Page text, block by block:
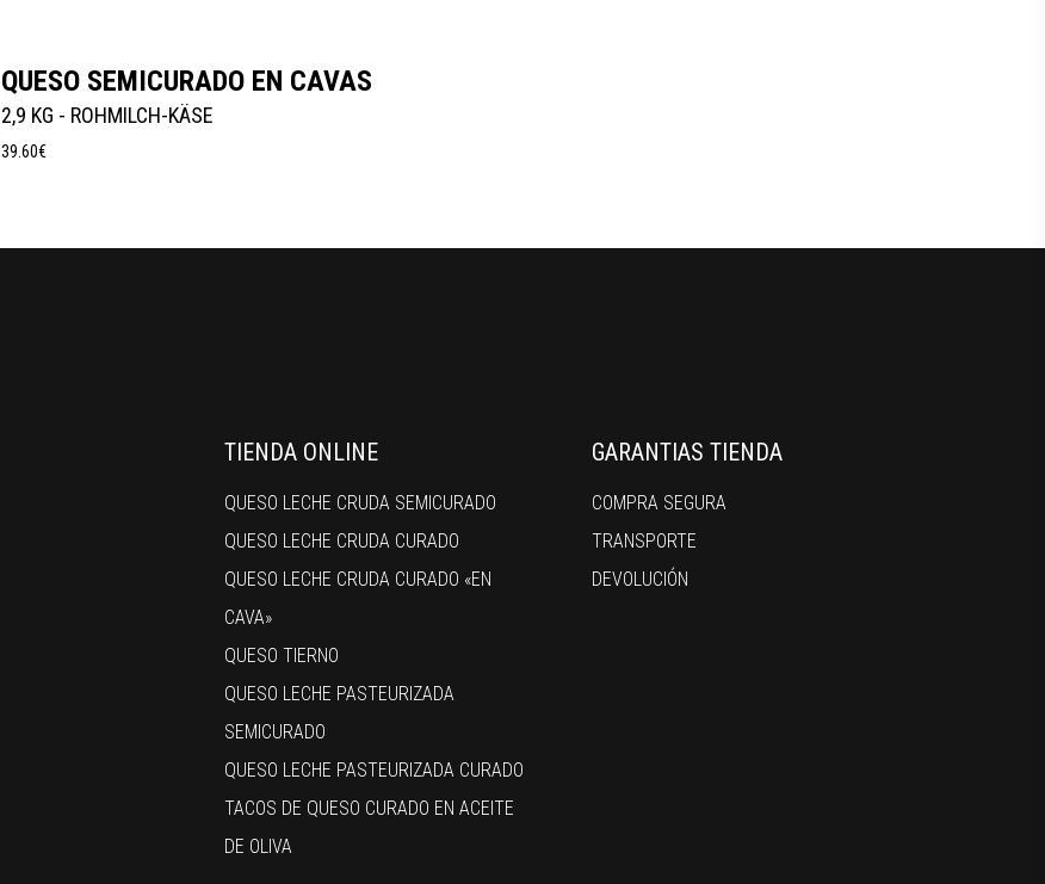
QUESO SEMICURADO EN CAVAS
2,9 KG - ROHMILCH-KÄSE
39.60€
TIENDA ONLINE
QUESO LECHE CRUDA SEMICURADO
QUESO LECHE CRUDA CURADO
QUESO LECHE CRUDA CURADO «EN
CAVA»
QUESO TIERNO
QUESO LECHE PASTEURIZADA
SEMICURADO
QUESO LECHE PASTEURIZADA CURADO
TACOS DE QUESO CURADO EN ACEITE
DE OLIVA
GARANTIAS TIENDA
COMPRA SEGURA
TRANSPORTE
DEVOLUCIÓN